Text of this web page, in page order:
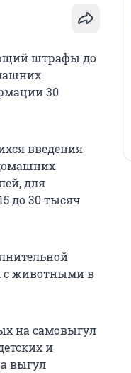
штрафы до
30
введения
для
до 30 тысяч
с животными в
на самовыгул
и
выгул